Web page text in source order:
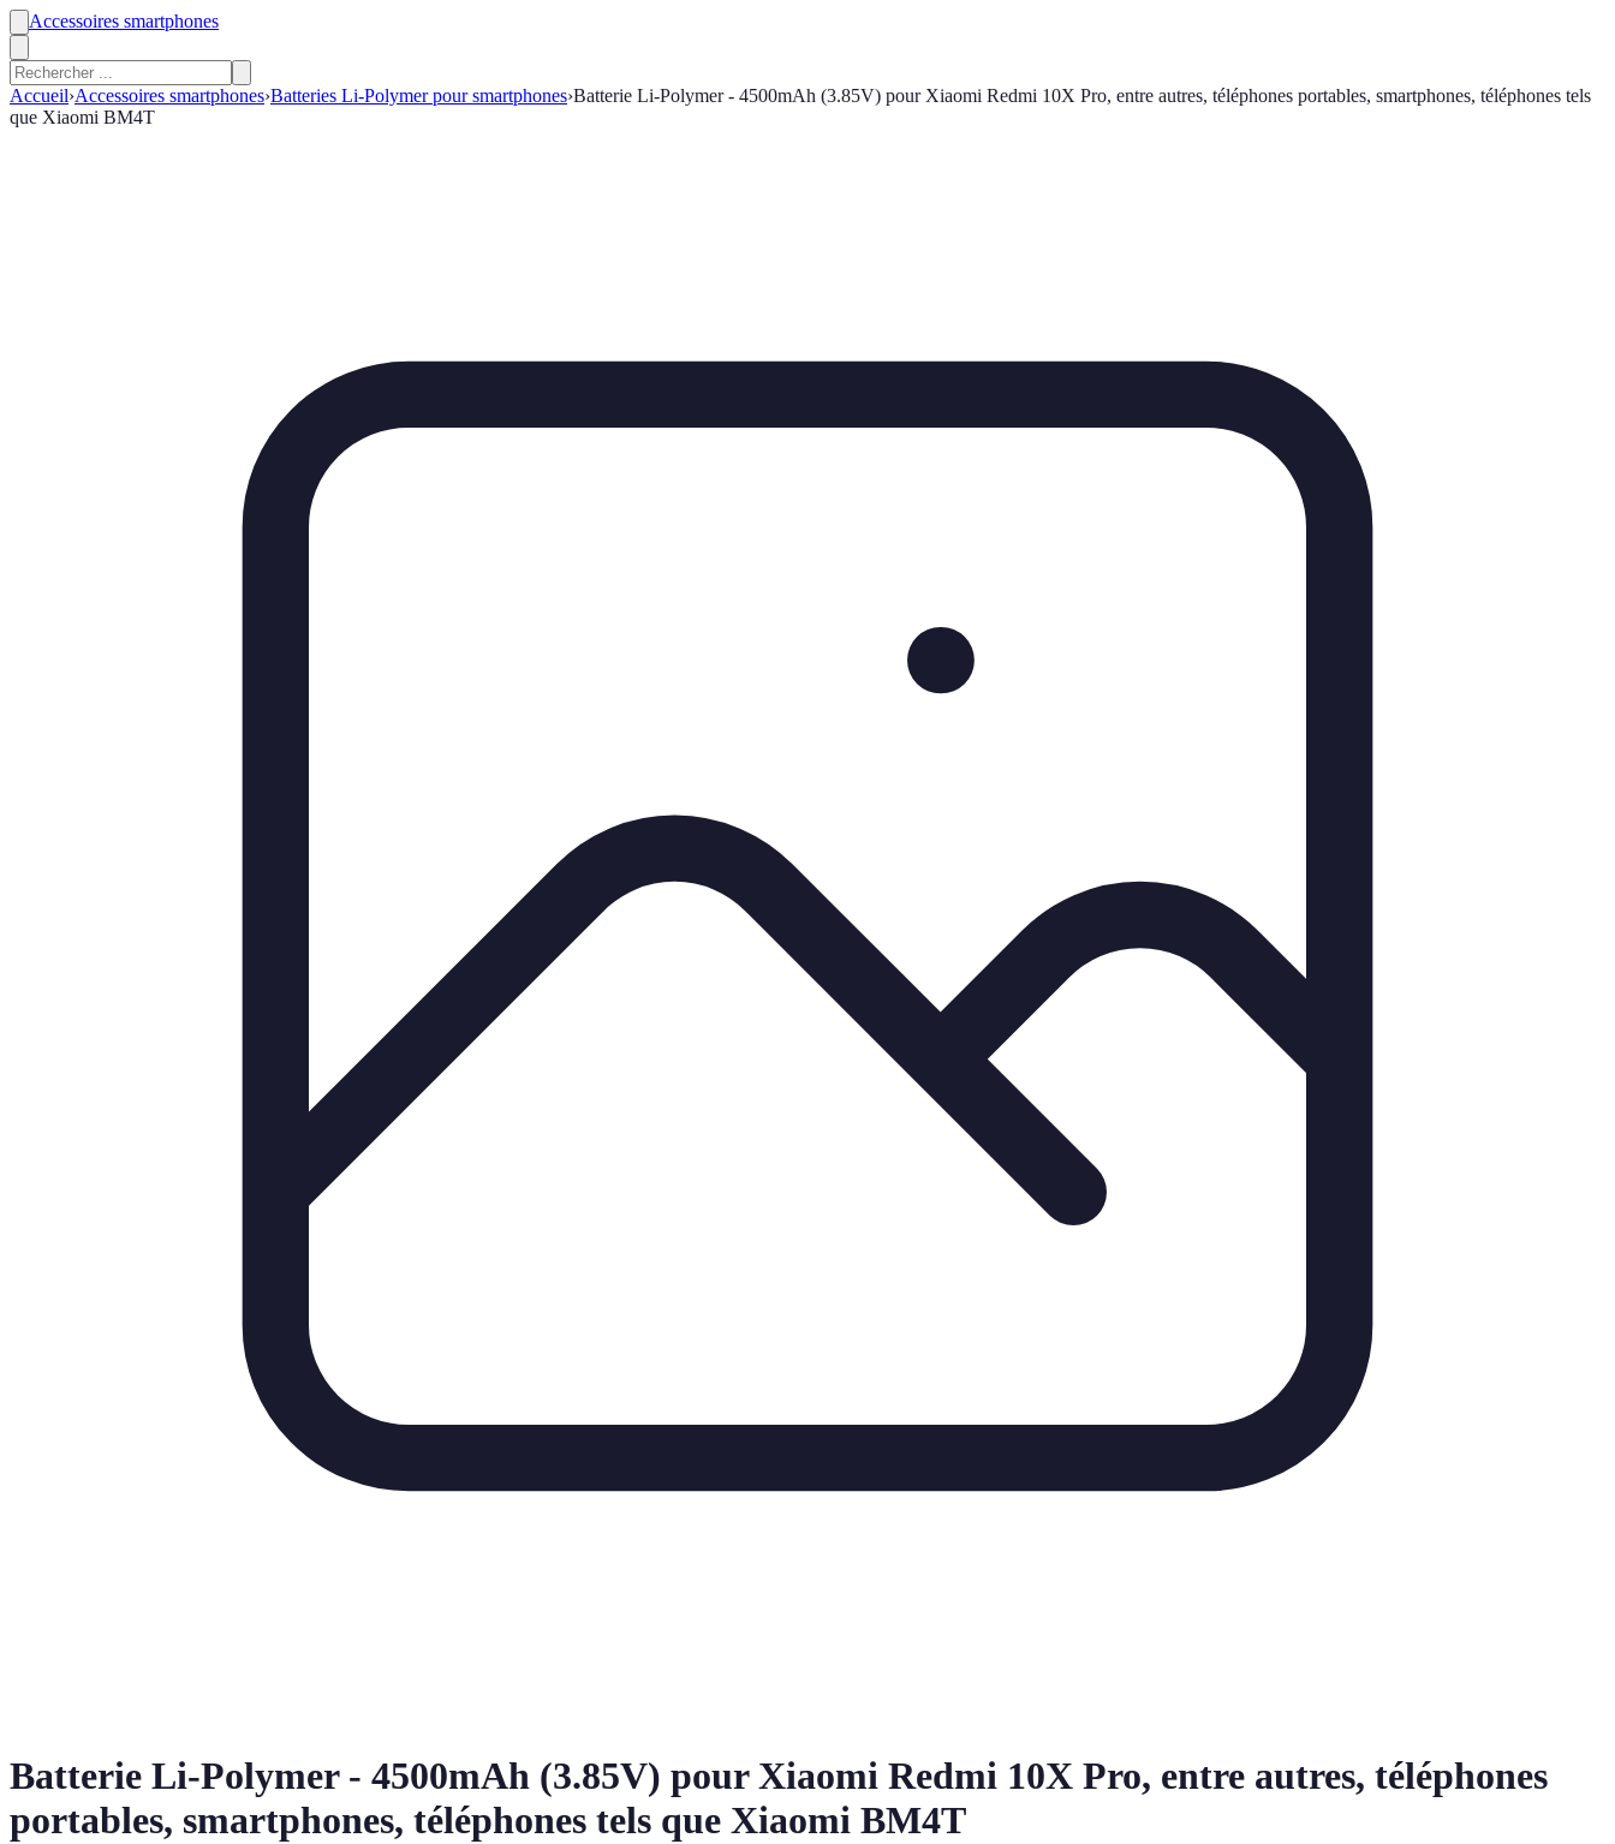
Accessoires smartphones
Accueil›Accessoires smartphones›Batteries Li-Polymer pour smartphones›Batterie Li-Polymer - 4500mAh (3.85V) pour Xiaomi Redmi 10X Pro, entre autres, téléphones portables, smartphones, téléphones tels
que Xiaomi BM4T
Batterie Li-Polymer - 4500mAh (3.85V) pour Xiaomi Redmi 10X Pro, entre autres, téléphones
portables, smartphones, téléphones tels que Xiaomi BM4T